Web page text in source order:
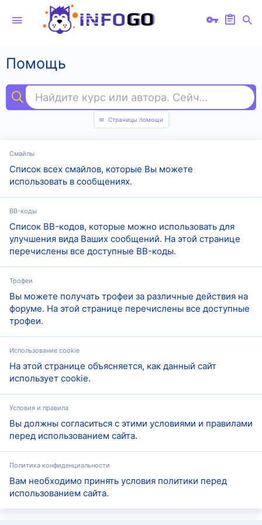
Помощь
Найдите курс или автора. Сейчас ищут
Страницы помощи
Смайлы
Список всех смайлов, которые Вы можете
использовать в сообщениях.
BB-коды
Список BB-кодов, которые можно использовать для
улучшения вида Ваших сообщений. На этой странице
перечислены все доступные BB-коды.
Трофеи
Вы можете получать трофеи за различные действия на
форуме. На этой странице перечислены все доступные
трофеи.
Использование cookie
На этой странице объясняется, как данный сайт
использует cookie.
Условия и правила
Вы должны согласиться с этими условиями и правилами
перед использованием сайта.
Политика конфиденциальности
Вам необходимо принять условия политики перед
использованием сайта.